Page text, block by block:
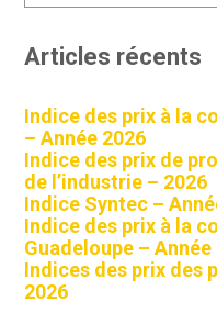
Articles récents
Indice des prix à la
– Année 2026
Indice des prix de
de l’industrie – 2026
Indice Syntec –
Indice des prix à la
Guadeloupe – Année
Indices des prix des
2026